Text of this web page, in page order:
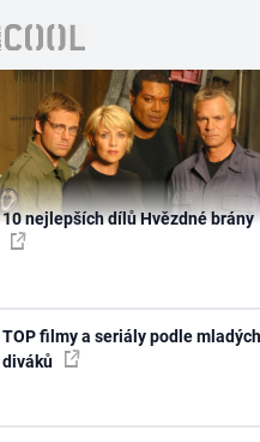
10 nejlepších dílů Hvězdné brány
TOP filmy a seriály podle mladých
diváků